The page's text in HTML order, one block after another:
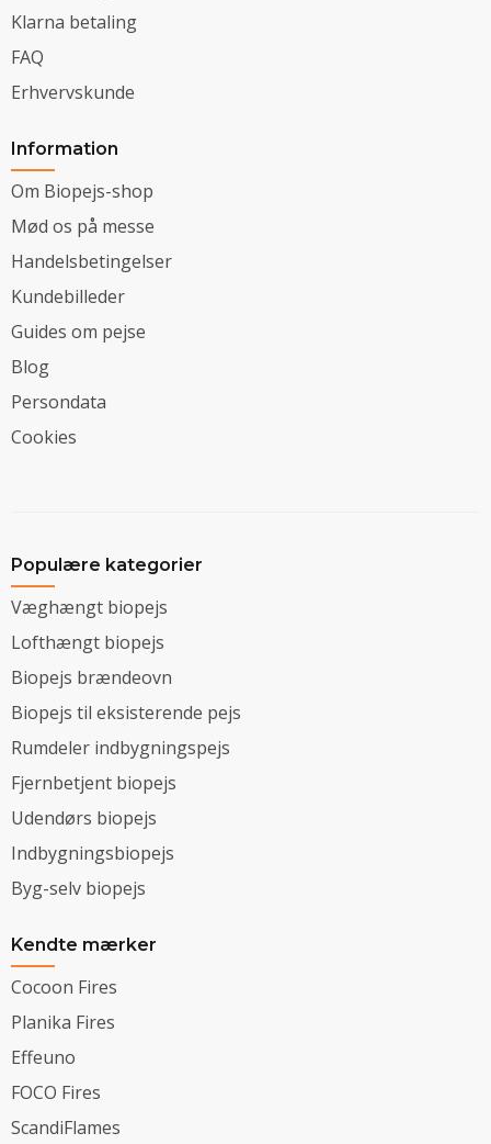
Klarna betaling
FAQ
Erhvervskunde
Information
Om Biopejs-shop
Mød os på messe
Handelsbetingelser
Kundebilleder
Guides om pejse
Blog
Persondata
Cookies
Populære kategorier
Væghængt biopejs
Lofthængt biopejs
Biopejs brændeovn
Biopejs til eksisterende pejs
Rumdeler indbygningspejs
Fjernbetjent biopejs
Udendørs biopejs
Indbygningsbiopejs
Byg-selv biopejs
Kendte mærker
Cocoon Fires
Planika Fires
Effeuno
FOCO Fires
ScandiFlames